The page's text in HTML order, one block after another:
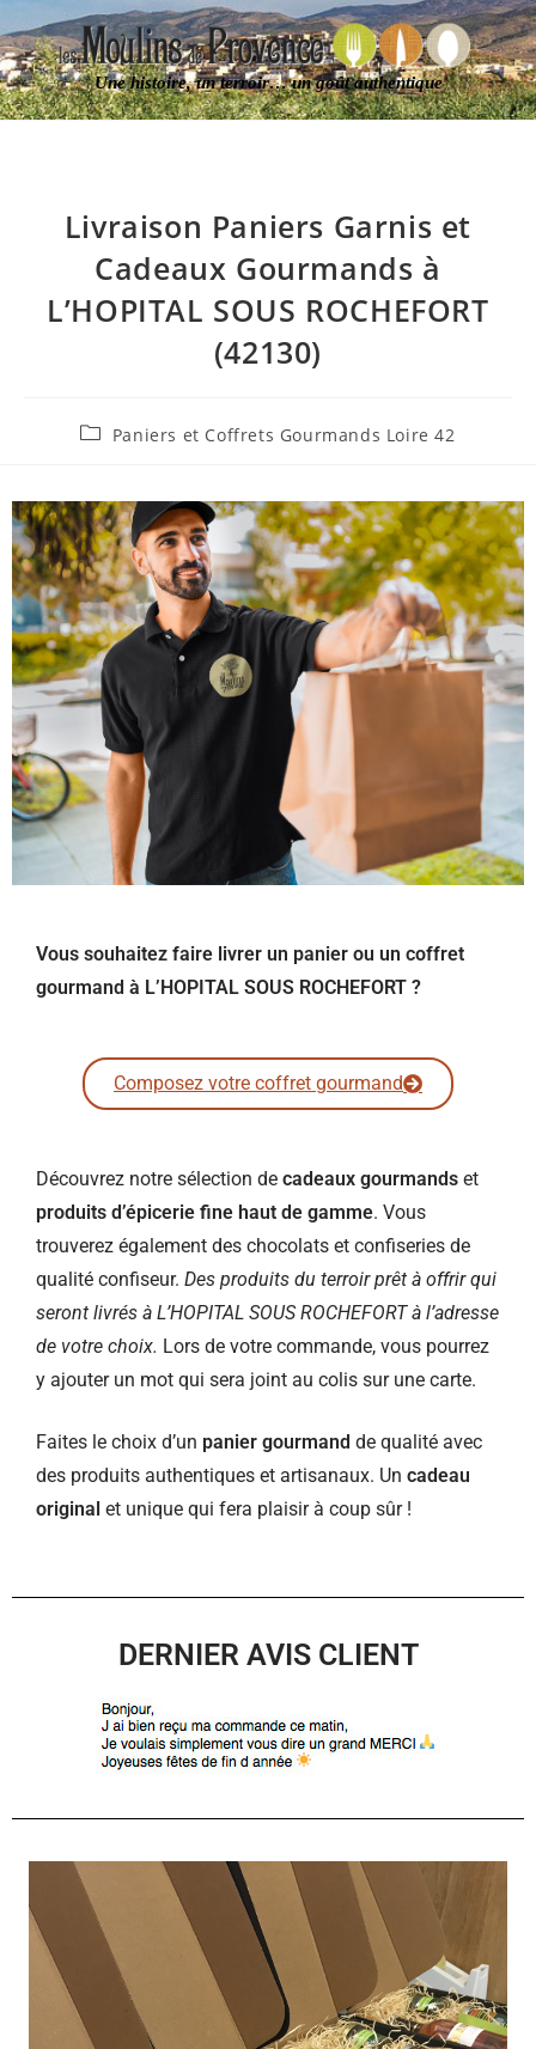
Une histoire, un terroir… un goût authentique
Livraison Paniers Garnis et
Cadeaux Gourmands à
L’HOPITAL SOUS ROCHEFORT
(42130)
Paniers et Coffrets Gourmands Loire 42
Vous souhaitez faire livrer un panier ou un coffret
gourmand à L’HOPITAL SOUS ROCHEFORT ?
Composez votre coffret gourmand
Découvrez notre sélection de cadeaux gourmands et
produits d’épicerie fine haut de gamme. Vous
trouverez également des chocolats et confiseries de
qualité confiseur. Des produits du terroir prêt à offrir qui
seront livrés à L’HOPITAL SOUS ROCHEFORT à l’adresse
de votre choix. Lors de votre commande, vous pourrez
y ajouter un mot qui sera joint au colis sur une carte.
Faites le choix d’un panier gourmand de qualité avec
des produits authentiques et artisanaux. Un cadeau
original et unique qui fera plaisir à coup sûr !
DERNIER AVIS CLIENT